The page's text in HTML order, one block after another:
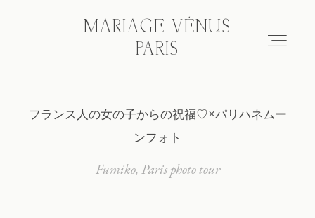
MARIAGE VÉNUS
PARIS
MARIAGE VÉNUS
PARIS
Hair & make-up
Wedding photo tour
フランス人の女の子からの祝福♡×パリハネムー
ンフォト
Fumiko Paris photo tour